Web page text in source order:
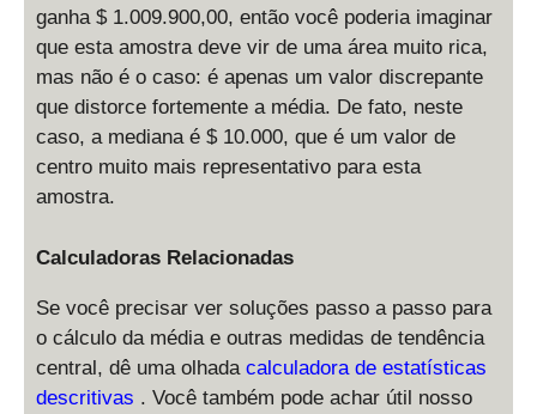
ganha $ 1.009.900,00, então você poderia imaginar
que esta amostra deve vir de uma área muito rica,
mas não é o caso: é apenas um valor discrepante
que distorce fortemente a média. De fato, neste
caso, a mediana é $ 10.000, que é um valor de
centro muito mais representativo para esta
amostra.
Calculadoras Relacionadas
Se você precisar ver soluções passo a passo para
o cálculo da média e outras medidas de tendência
central, dê uma olhada calculadora de estatísticas
descritivas . Você também pode achar útil nosso